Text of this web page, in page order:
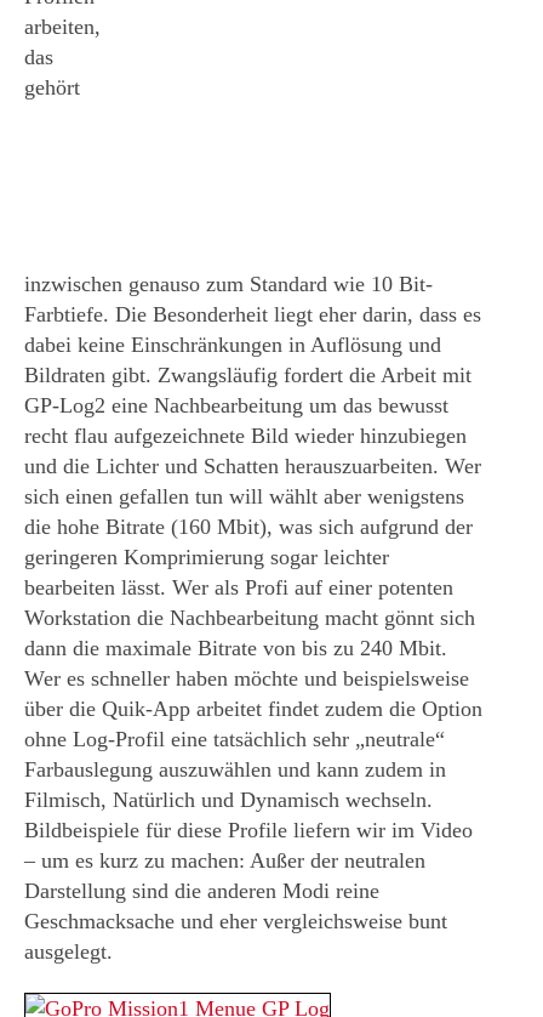
arbeiten,
das
gehört
inzwischen genauso zum Standard wie 10 Bit-
Farbtiefe. Die Besonderheit liegt eher darin, dass es
dabei keine Einschränkungen in Auflösung und
Bildraten gibt. Zwangsläufig fordert die Arbeit mit
GP-Log2 eine Nachbearbeitung um das bewusst
recht flau aufgezeichnete Bild wieder hinzubiegen
und die Lichter und Schatten herauszuarbeiten. Wer
sich einen gefallen tun will wählt aber wenigstens
die hohe Bitrate (160 Mbit), was sich aufgrund der
geringeren Komprimierung sogar leichter
bearbeiten lässt. Wer als Profi auf einer potenten
Workstation die Nachbearbeitung macht gönnt sich
dann die maximale Bitrate von bis zu 240 Mbit.
Wer es schneller haben möchte und beispielsweise
über die Quik-App arbeitet findet zudem die Option
ohne Log-Profil eine tatsächlich sehr „neutrale“
Farbauslegung auszuwählen und kann zudem in
Filmisch, Natürlich und Dynamisch wechseln.
Bildbeispiele für diese Profile liefern wir im Video
– um es kurz zu machen: Außer der neutralen
Darstellung sind die anderen Modi reine
Geschmacksache und eher vergleichsweise bunt
ausgelegt.